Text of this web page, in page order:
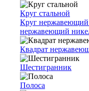
Круг стальной
Круг нержавеющий
нержавеющий
Квадрат
Шестигранник
Полоса